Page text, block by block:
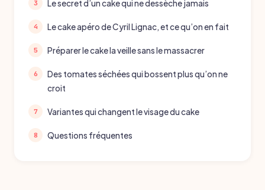
Le secret d’un cake qui ne dessèche jamais
Le cake apéro de Cyril Lignac, et ce qu’on en fait
Préparer le cake la veille sans le massacrer
Des tomates séchées qui bossent plus qu’on ne
croit
Variantes qui changent le visage du cake
Questions fréquentes